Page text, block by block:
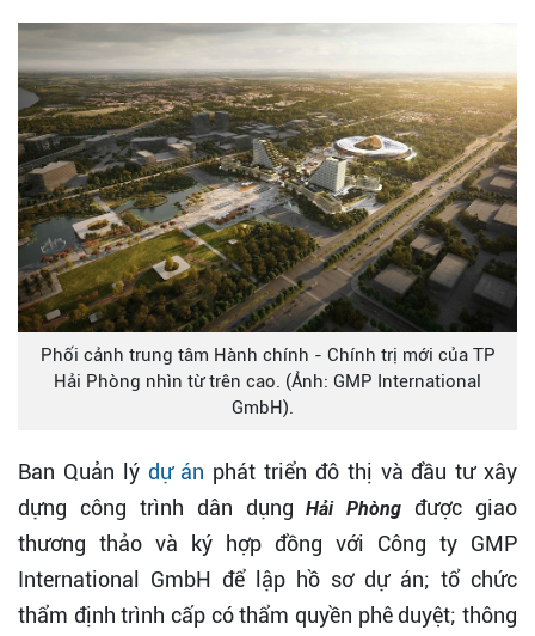
Phối cảnh trung tâm Hành chính - Chính trị mới của TP
Hải Phòng nhìn từ trên cao. (Ảnh: GMP International
GmbH).
Ban Quản lý dự án phát triển đô thị và đầu tư xây
dựng công trình dân dụngHải Phòng được giao
thương thảo và ký hợp đồng với Công ty GMP
International GmbH để lập hồ sơ dự án; tổ chức
thẩm định trình cấp có thẩm quyền phê duyệt; thông